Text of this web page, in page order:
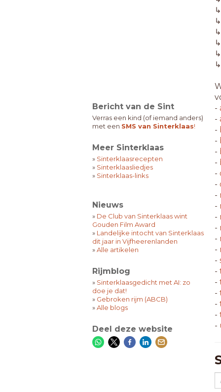
Bericht van de Sint
Verras een kind (of iemand anders)
met een SMS van Sinterklaas!
Meer Sinterklaas
» Sinterklaasrecepten
» Sinterklaasliedjes
» Sinterklaas-links
Nieuws
» De Club van Sinterklaas wint
Gouden Film Award
» Landelijke intocht van Sinterklaas
dit jaar in Vijfheerenlanden
»Alle artikelen
Rijmblog
» Sinterklaasgedicht met AI: zo
doe je dat!
» Gebroken rijm (ABCB)
»Alle blogs
Deel deze website
↳
↳
↳
↳
↳
-
-
-
-
-
-
-
-
-
-
-
-
-
-
-
-
-
-
-
-
-